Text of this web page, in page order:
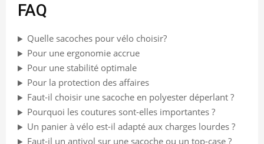
FAQ
Quelle sacoches pour vélo choisir?
Pour une ergonomie accrue
Pour une stabilité optimale
Pour la protection des affaires
Faut-il choisir une sacoche en polyester déperlant ?
Pourquoi les coutures sont-elles importantes ?
Un panier à vélo est-il adapté aux charges lourdes ?
Faut-il un antivol sur une sacoche ou un top-case ?